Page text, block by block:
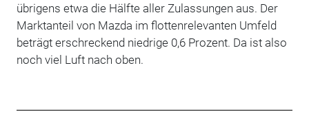
übrigens etwa die Hälfte aller Zulassungen aus. Der
Marktanteil von Mazda im flottenrelevanten Umfeld
beträgt erschreckend niedrige 0,6 Prozent. Da ist also
noch viel Luft nach oben.